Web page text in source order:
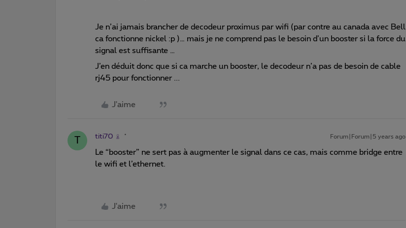
Je n’ai jamais brancher de decodeur proximus par wifi (par contre au canada avec Bell
ca fonctionne nickel :p )… mais je ne comprend pas le besoin d’un booster si la force du
signal est suffisante …
J’en déduit donc que si ca marche un booster, le decodeur n’a pas de besoin de cable
rj45 pour fonctionner ...
J'aime
T titi70 Forum|Forum|5 years ago
Le “booster” ne sert pas à augmenter le signal dans ce cas, mais comme bridge entre
le wifi et l’ethernet.
J'aime